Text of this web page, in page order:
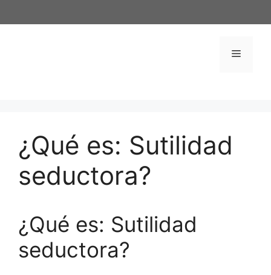
al
Menú
¿Qué es: Sutilidad
seductora?
¿Qué es: Sutilidad
seductora?